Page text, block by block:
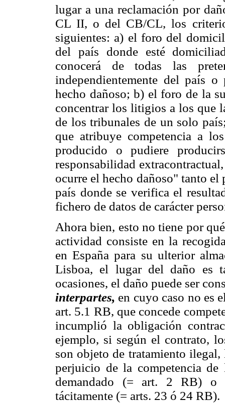
lugar a una reclamación por
CL II, o del CB/CL, los
siguientes: a) el foro del
del país donde esté
conocerá de todas las
independientemente del país
hecho dañoso; b) el foro de la
concentrar los litigios a los que
de los tribunales de un solo
que atribuye competencia a
producido o pudiere
responsabilidad
ocurre el hecho dañoso" tanto el
país donde se verifica el
fichero de datos de carácter
Ahora bien, esto no tiene por
actividad consiste en la
en España para su ulterior
Lisboa, el lugar del daño es
ocasiones, el daño puede ser
interpartes, en cuyo caso no es
art. 5.1 RB, que concede
incumplió la obligación
ejemplo, si según el contrato,
son objeto de tratamiento
perjuicio de la competencia
demandado (= art. 2 RB) o
tácitamente (= arts. 23 ó 24 RB).